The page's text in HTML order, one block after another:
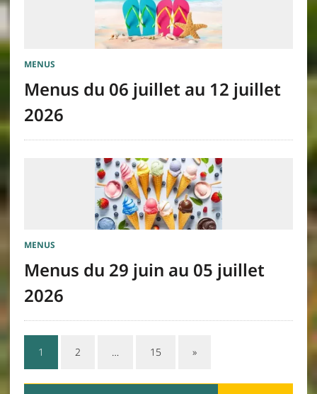
MENUS
Menus du 06 juillet au 12 juillet
2026
MENUS
Menus du 29 juin au 05 juillet
2026
1 2 … 15 »